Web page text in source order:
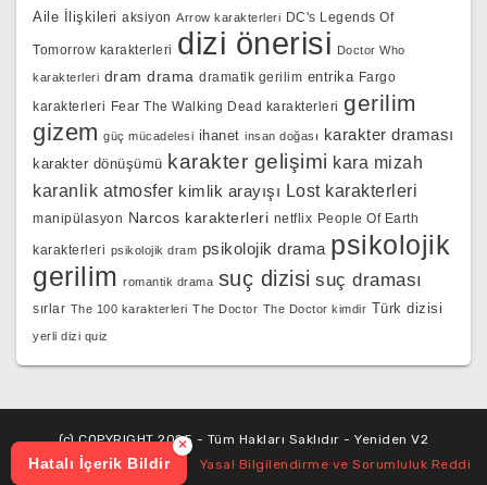
Aile İlişkileri aksiyon Arrow karakterleri DC's Legends Of
Tomorrow karakterleri dizi önerisi Doctor Who
karakterleri dram drama dramatik gerilim entrika Fargo
karakterleri Fear The Walking Dead karakterleri gerilim
gizem güç mücadelesi ihanet insan doğası karakter draması
karakter dönüşümü karakter gelişimi kara mizah
karanlik atmosfer kimlik arayışı Lost karakterleri
manipülasyon Narcos karakterleri netflix People Of Earth
karakterleri psikolojik dram psikolojik drama psikolojik
gerilim romantik drama suç dizisi suç draması
sırlar The 100 karakterleri The Doctor The Doctor kimdir Türk dizisi
yerli dizi quiz
(c) COPYRIGHT 2025 - Tüm Hakları Saklıdır - Yeniden V2
Yasal Bilgilendirme ve Sorumluluk Reddi
Hatalı İçerik Bildir
×